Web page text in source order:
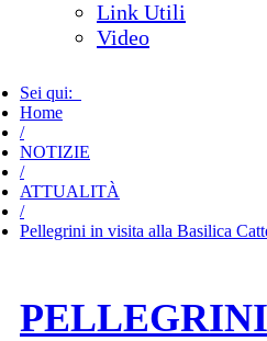
Link Utili
Video
Sei qui:
Home
/
NOTIZIE
/
ATTUALITÀ
/
Pellegrini in visita alla Basilica